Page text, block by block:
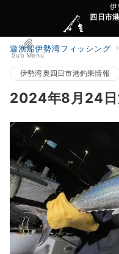
伊
四日市
Sub Menu
遊漁船伊勢湾フィッシング
伊勢湾奥四日市港釣果情報
2024年8月24日